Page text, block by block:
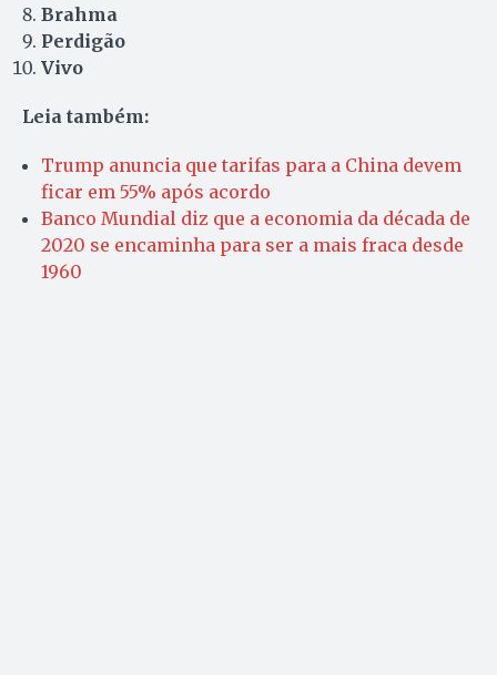
Brahma
Perdigão
Vivo
Leia também:
Trump anuncia que tarifas para a China devem
ficar em 55% após acordo
Banco Mundial diz que a economia da década de
2020 se encaminha para ser a mais fraca desde
1960